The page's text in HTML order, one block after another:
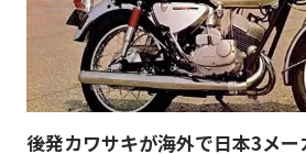
後発カワサキが海外で日本3メ